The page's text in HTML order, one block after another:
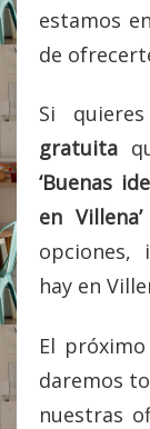
estamos
de
Si
gratuita
‘Buenas
en Villena’
opciones,
hay en
El próximo
daremos
nuestras